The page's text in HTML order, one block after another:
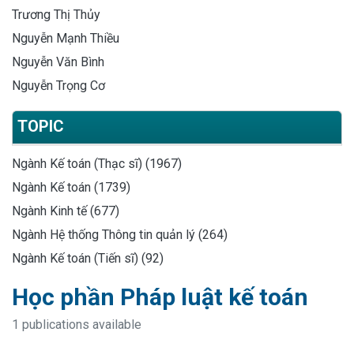
Trương Thị Thủy
Nguyễn Mạnh Thiều
Nguyễn Văn Bình
Nguyễn Trọng Cơ
TOPIC
Ngành Kế toán (Thạc sĩ) (1967)
Ngành Kế toán (1739)
Ngành Kinh tế (677)
Ngành Hệ thống Thông tin quản lý (264)
Ngành Kế toán (Tiến sĩ) (92)
Học phần Pháp luật kế toán
1 publications available